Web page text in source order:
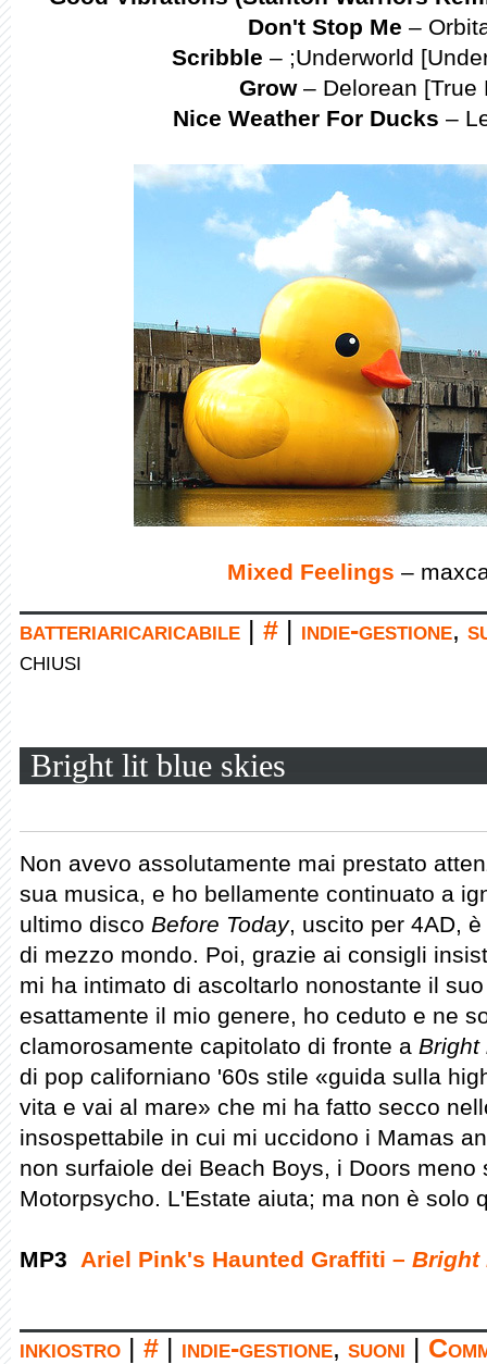
Don't Stop Me –
Scribble – ;Underworld
Grow– Delorean [True
Nice Weather For Ducks –
Mixed Feelings –
batteriaricaricabile # indie-gestione,
chiusi
Bright lit blue skies
Non avevo assolutamente mai prestato
sua musica, e ho bellamente continuato a
ultimo disco Before Today, uscito per 4AD,
di mezzo mondo. Poi, grazie ai consigli
mi ha intimato di ascoltarlo nonostante il
esattamente il mio genere, ho ceduto e ne
clamorosamente capitolato di fronte a Bright
di pop californiano '60s stile «guida sulla
vita e vai al mare» che mi ha fatto secco
insospettabile in cui mi uccidono i Mamas
non surfaiole dei Beach Boys, i Doors
Motorpsycho. L'Estate aiuta; ma non è solo
MP3 Ariel Pink's Haunted Graffiti – Bright
inkiostro # indie-gestione, suoni